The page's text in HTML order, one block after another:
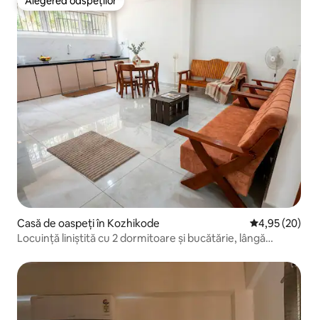
Alegerea oaspeților
Casă de oaspeți în Kozhikode Scor mediu
4,95 (20)
Locuință liniștită cu 2 dormitoare și bucătărie, lângă